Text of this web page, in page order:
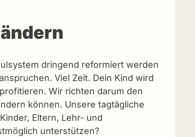
dringend reformiert werden
Viel Zeit. Dein Kind wird
Wir richten darum den
können. Unsere tagtägliche
Eltern, Lehr- und
unterstützen?